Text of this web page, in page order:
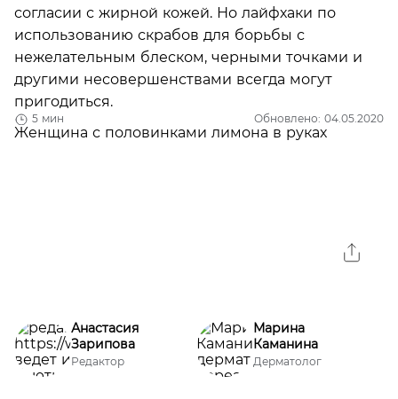
5 мин Обновлено: 04.05.2020
согласии с жирной кожей. Но лайфхаки по
использованию скрабов для борьбы с
нежелательным блеском, черными точками и
другими несовершенствами всегда могут
пригодиться.
Анастасия
Зарипова
Редактор
Марина
Каманина
Дерматолог